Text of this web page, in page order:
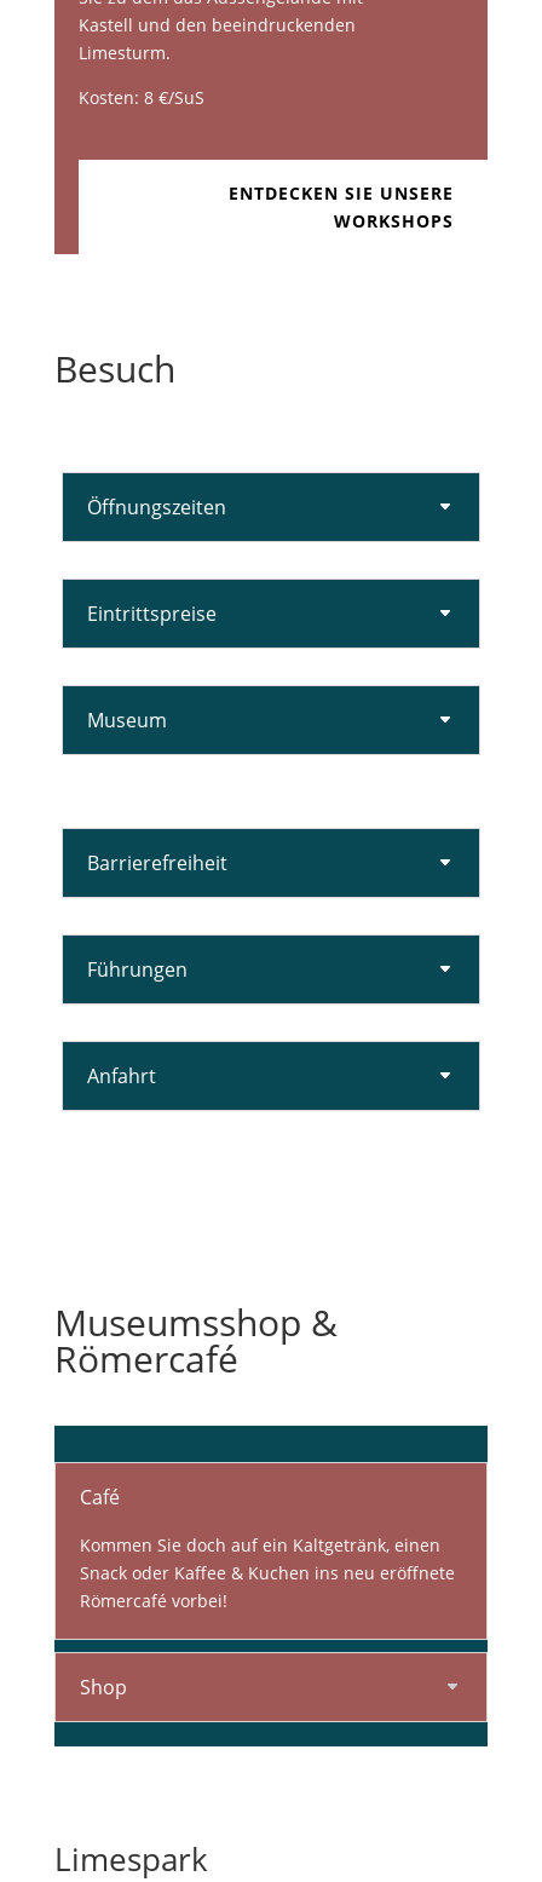
Kastell und den beeindruckenden
Limesturm.
Kosten: 8 €/SuS
ENTDECKEN SIE UNSERE
WORKSHOPS
Besuch
Öffnungszeiten
Eintrittspreise
Museum
Barrierefreiheit
Führungen
Anfahrt
Museumsshop &
Römercafé
Café
Kommen Sie doch auf ein Kaltgetränk, einen
Snack oder Kaffee & Kuchen ins neu eröffnete
Römercafé vorbei!
Shop
Limespark